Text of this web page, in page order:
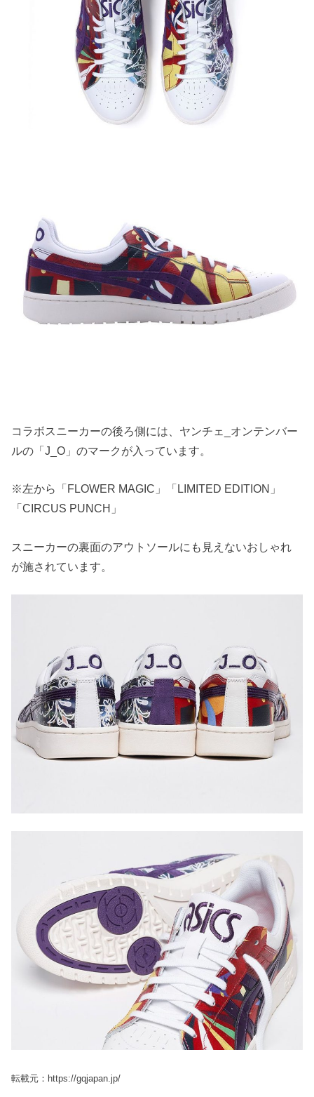
コラボスニーカーの後ろ側には、ヤンチェ_オンテンバー
ルの「J_O」のマークが入っています。
※左から「FLOWER MAGIC」「LIMITED EDITION」
「CIRCUS PUNCH」
スニーカーの裏面のアウトソールにも見えないおしゃれ
が施されています。
転載元：https://gqjapan.jp/